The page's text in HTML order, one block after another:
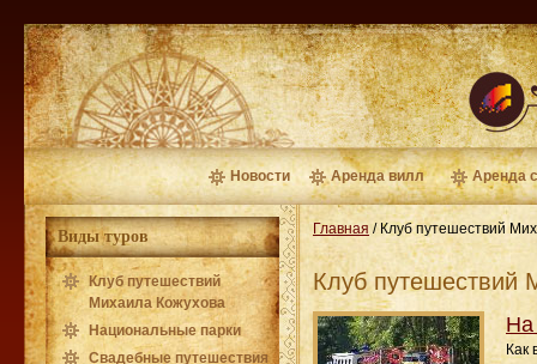
Новости Аренда вилл Аренда
Виды туров
Клуб путешествий
Михаила Кожухова
Национальные парки
Свадебные путешествия
Главная / Клуб путешествий
Клуб путешествий
На
Как